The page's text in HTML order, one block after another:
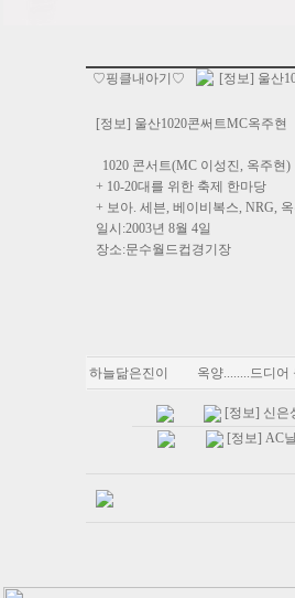
♡핑클내아기♡ [정보] 울산
[정보] 울산1020콘써트MC옥주현
1020 콘서트(MC 이성진, 옥주현)
+ 10-20대를 위한 축제 한마당
+ 보아. 세븐, 베이비복스, NRG,
일시:2003년 8월 4일
장소:문수월드컵경기장
하늘닮은진이 옥양........드디어
[정보] 신은
[정보] AC